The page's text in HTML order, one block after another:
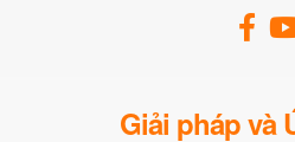
Giải pháp và